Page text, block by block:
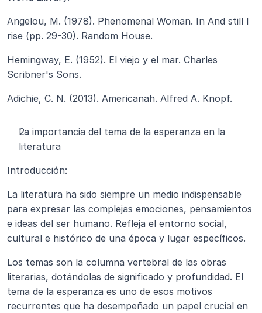
Angelou, M. (1978). Phenomenal Woman. In And still I
rise (pp. 29-30). Random House.
Hemingway, E. (1952). El viejo y el mar. Charles
Scribner's Sons.
Adichie, C. N. (2013). Americanah. Alfred A. Knopf.
La importancia del tema de la esperanza en la
literatura
Introducción:
La literatura ha sido siempre un medio indispensable
para expresar las complejas emociones, pensamientos
e ideas del ser humano. Refleja el entorno social,
cultural e histórico de una época y lugar específicos.
Los temas son la columna vertebral de las obras
literarias, dotándolas de significado y profundidad. El
tema de la esperanza es uno de esos motivos
recurrentes que ha desempeñado un papel crucial en